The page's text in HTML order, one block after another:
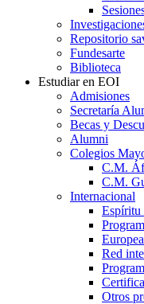
Repositorio
Fundesarte
Biblioteca
Estudiar en EOI
Admisiones
Secretaría
Becas y
Alumni
Colegios
C.M.
C.M.
Internacional
Espíritu
Red
Otros